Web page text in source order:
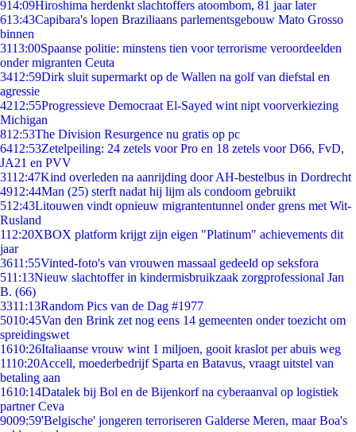
914:09Hiroshima herdenkt slachtoffers atoombom, 81 jaar later
613:43Capibara's lopen Braziliaans parlementsgebouw Mato Grosso
binnen
3113:00Spaanse politie: minstens tien voor terrorisme veroordeelden
onder migranten Ceuta
3412:59Dirk sluit supermarkt op de Wallen na golf van diefstal en
agressie
4212:55Progressieve Democraat El-Sayed wint nipt voorverkiezing
Michigan
812:53The Division Resurgence nu gratis op pc
6412:53Zetelpeiling: 24 zetels voor Pro en 18 zetels voor D66, FvD,
JA21 en PVV
3112:47Kind overleden na aanrijding door AH-bestelbus in Dordrecht
4912:44Man (25) sterft nadat hij lijm als condoom gebruikt
512:43Litouwen vindt opnieuw migrantentunnel onder grens met Wit-
Rusland
112:20XBOX platform krijgt zijn eigen "Platinum" achievements dit
jaar
3611:55Vinted-foto's van vrouwen massaal gedeeld op seksfora
511:13Nieuw slachtoffer in kindermisbruikzaak zorgprofessional Jan
B. (66)
3311:13Random Pics van de Dag #1977
5010:45Van den Brink zet nog eens 14 gemeenten onder toezicht om
spreidingswet
1610:26Italiaanse vrouw wint 1 miljoen, gooit kraslot per abuis weg
1110:20Accell, moederbedrijf Sparta en Batavus, vraagt uitstel van
betaling aan
1610:14Datalek bij Bol en de Bijenkorf na cyberaanval op logistiek
partner Ceva
9009:59'Belgische' jongeren terroriseren Galderse Meren, maar Boa's